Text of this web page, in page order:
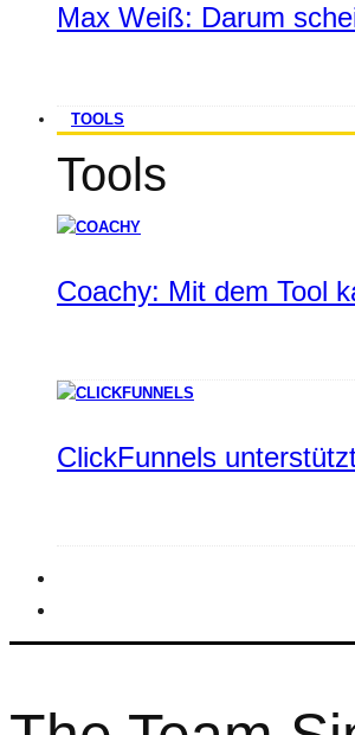
Max Weiß: Darum
TOOLS
Tools
Coachy: Mit dem Tool
ClickFunnels